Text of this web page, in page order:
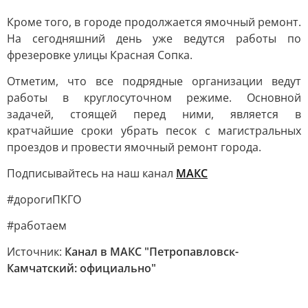
Кроме того, в городе продолжается ямочный ремонт.
На сегодняшний день уже ведутся работы по
фрезеровке улицы Красная Сопка.
Отметим, что все подрядные организации ведут
работы в круглосуточном режиме. Основной
задачей, стоящей перед ними, является в
кратчайшие сроки убрать песок с магистральных
проездов и провести ямочный ремонт города.
Подписывайтесь на наш канал МАКС
#дорогиПКГО
#работаем
Источник: Канал в МАКС "Петропавловск-
Камчатский: официально"